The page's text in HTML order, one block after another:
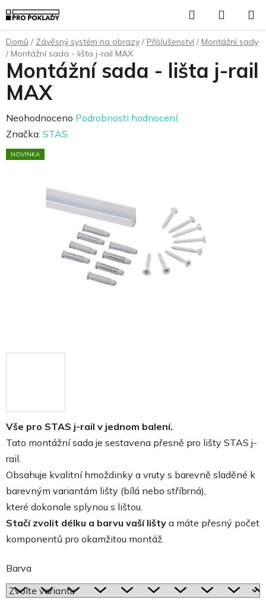
na
obsah
Hledat
KOŠÍK
Domů / Závěsný systém na obrazy / Příslušenství / Montážní sady
/ Montážní sada - lišta j-rail MAX
Vše pro STAS j-rail v jednom balení.
Tato montážní sada je sestavena přesně pro lišty STAS j-
rail.
Obsahuje kvalitní hmoždinky a vruty s barevně sladěné k
barevným variantám lišty (bílá nebo stříbrná),
které dokonale splynou s lištou.
Stačí zvolit délku a barvu vaší lišty a máte přesný počet
komponentů pro okamžitou montáž.
Barva
Montážní sada - lišta j-rail
MAX
Průměrné
hodnocení
produktu
Neohodnoceno Podrobnosti hodnocení
Značka: STAS
NOVINKA